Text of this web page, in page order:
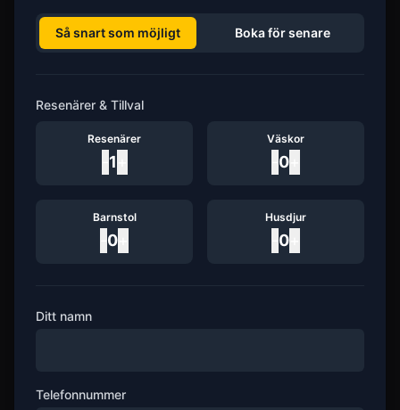
Så snart som möjligt Boka för senare
Resenärer & Tillval
Resenärer
1
Väskor
0
Barnstol
0
Husdjur
0
Ditt namn
Telefonnummer